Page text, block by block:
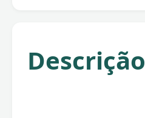
Descrição